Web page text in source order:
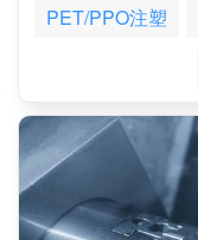
PET/PPO注塑